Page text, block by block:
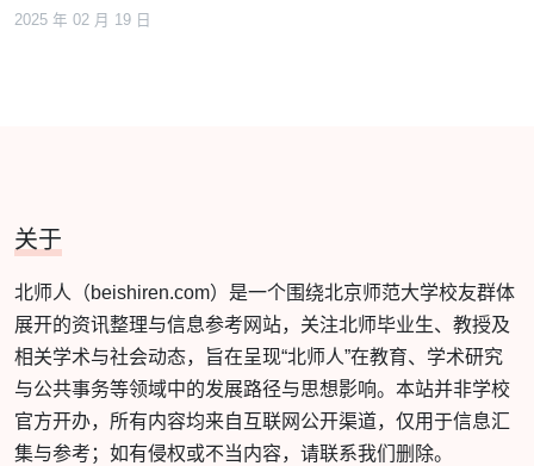
2025 年 02 月 19 日
关于
北师人（beishiren.com）是一个围绕北京师范大学校友群体
展开的资讯整理与信息参考网站，关注北师毕业生、教授及
相关学术与社会动态，旨在呈现“北师人”在教育、学术研究
与公共事务等领域中的发展路径与思想影响。本站并非学校
官方开办，所有内容均来自互联网公开渠道，仅用于信息汇
集与参考；如有侵权或不当内容，请联系我们删除。